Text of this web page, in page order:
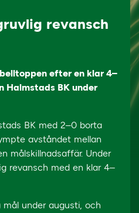
revansch
efter en klar 4–
Halmstads BK under
BK med 2–0 borta
avståndet mellan
målskillnadsaffär. Under
revansch med en klar 4–
under augusti, och